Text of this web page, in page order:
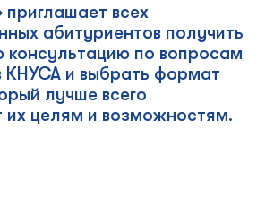
всех
абитуриентов получить
консультацию по вопросам
КНУСА и выбрать формат
лучше всего
их целям и возможностям.